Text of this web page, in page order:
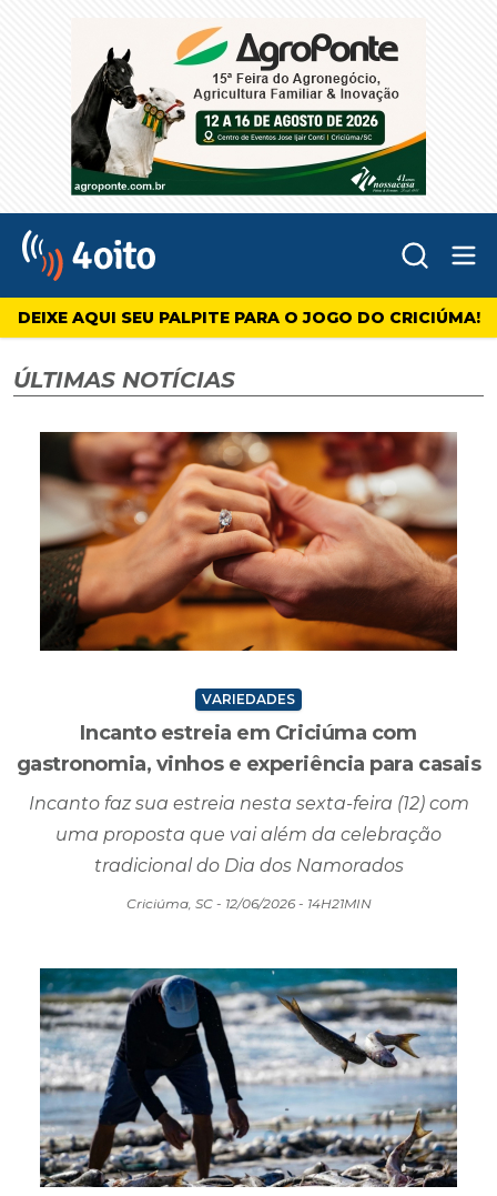
4oito
DEIXE AQUI SEU PALPITE PARA O JOGO DO CRICIÚMA!
ÚLTIMAS NOTÍCIAS
VARIEDADES
Incanto estreia em Criciúma com
gastronomia, vinhos e experiência para casais
Incanto faz sua estreia nesta sexta-feira (12) com
uma proposta que vai além da celebração
tradicional do Dia dos Namorados
Criciúma, SC - 12/06/2026 - 14H21MIN